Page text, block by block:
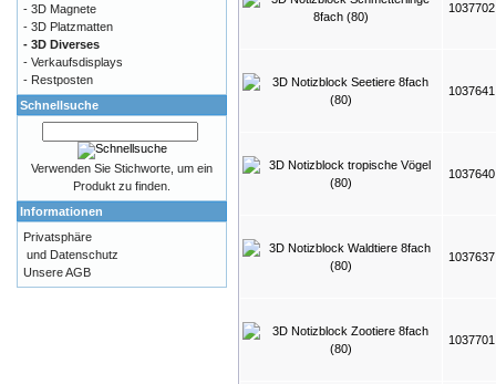
- 3D Magnete
- 3D Platzmatten
- 3D Diverses
- Verkaufsdisplays
- Restposten
Schnellsuche
Verwenden Sie Stichworte, um ein
Produkt zu finden.
Informationen
Privatsphäre
und Datenschutz
Unsere AGB